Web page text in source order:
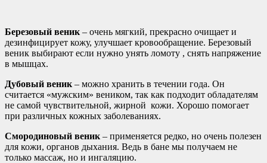
Березовый веник – очень мягкий, прекрасно очищает и
дезинфицирует кожу, улучшает кровообращение. Березовый
веник выбирают если нужно унять ломоту , снять напряжение
в мышцах.
Дубовый веник – можно хранить в течении года. Он
считается «мужским» веником, так как подходит обладателям
не самой чувствительной, жирной кожи. Хорошо помогает
при различных кожных заболеваниях.
Смородиновый веник – применяется редко, но очень полезен
для кожи, органов дыхания. Ведь в бане мы получаем не
только массаж, но и ингаляцию.